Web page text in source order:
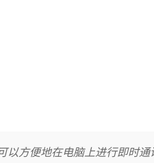
以方便地在电脑上进行即时通